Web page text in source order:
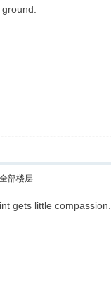
部楼层
gets little compassion.